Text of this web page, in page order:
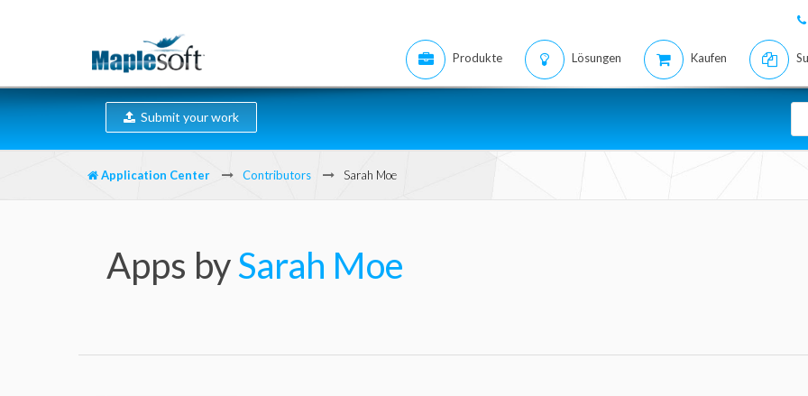
Produkte Lösungen Kaufen
Submit your work
Application Center Contributors Sarah Moe
Apps bySarah Moe